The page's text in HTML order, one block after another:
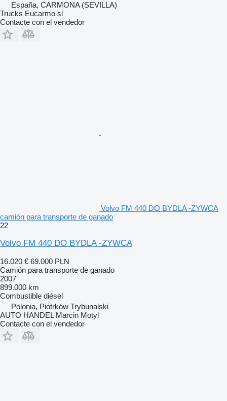
España, CARMONA (SEVILLA)
Trucks Eucarmo sl
Contacte con el vendedor
Volvo FM 440 DO BYDLA -ZYWCA
camión para transporte de ganado
22
Volvo FM 440 DO BYDLA -ZYWCA
16.020 € 69.000 PLN
Camión para transporte de ganado
2007
899.000 km
Combustible diésel
Polonia, Piotrków Trybunalski
AUTO HANDEL Marcin Motyl
Contacte con el vendedor